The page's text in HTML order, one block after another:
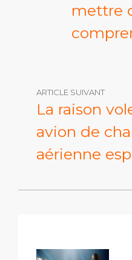
mettre
ARTICLE SUIVANT
La raison
avion de
aérienne